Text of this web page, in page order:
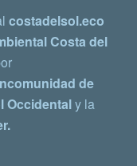
costadelsol.eco
Costa del
de
Occidentaly la